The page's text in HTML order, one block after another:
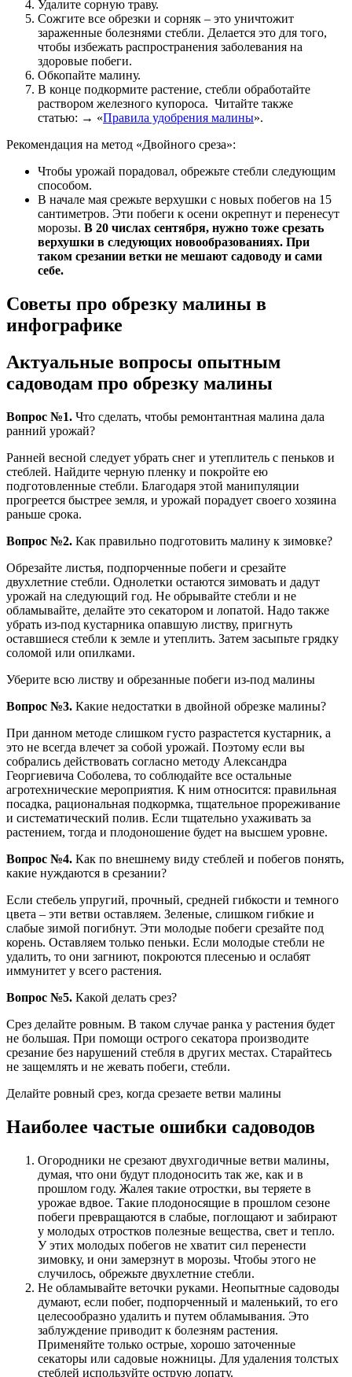
Удалите сорную траву.
Сожгите все обрезки и сорняк – это уничтожит
зараженные болезнями стебли. Делается это для того,
чтобы избежать распространения заболевания на
здоровые побеги.
Обкопайте малину.
В конце подкормите растение, стебли обработайте
раствором железного купороса. Читайте также
статью: → «Правила удобрения малины».
Рекомендация на метод «Двойного среза»:
Чтобы урожай порадовал, обрежьте стебли следующим
способом.
В начале мая срежьте верхушки с новых побегов на 15
сантиметров. Эти побеги к осени окрепнут и перенесут
морозы. В 20 числах сентября, нужно тоже срезать
верхушки в следующих новообразованиях. При
таком срезании ветки не мешают садоводу и сами
себе.
Советы про обрезку малины в
инфографике
Актуальные вопросы опытным
садоводам про обрезку малины
Вопрос №1. Что сделать, чтобы ремонтантная малина дала
ранний урожай?
Ранней весной следует убрать снег и утеплитель с пеньков и
стеблей. Найдите черную пленку и покройте ею
подготовленные стебли. Благодаря этой манипуляции
прогреется быстрее земля, и урожай порадует своего хозяина
раньше срока.
Вопрос №2. Как правильно подготовить малину к зимовке?
Обрезайте листья, подпорченные побеги и срезайте
двухлетние стебли. Однолетки остаются зимовать и дадут
урожай на следующий год. Не обрывайте стебли и не
обламывайте, делайте это секатором и лопатой. Надо также
убрать из-под кустарника опавшую листву, пригнуть
оставшиеся стебли к земле и утеплить. Затем засыпьте грядку
соломой или опилками.
Уберите всю листву и обрезанные побеги из-под малины
Вопрос №3. Какие недостатки в двойной обрезке малины?
При данном методе слишком густо разрастется кустарник, а
это не всегда влечет за собой урожай. Поэтому если вы
собрались действовать согласно методу Александра
Георгиевича Соболева, то соблюдайте все остальные
агротехнические мероприятия. К ним относится: правильная
посадка, рациональная подкормка, тщательное прореживание
и систематический полив. Если тщательно ухаживать за
растением, тогда и плодоношение будет на высшем уровне.
Вопрос №4. Как по внешнему виду стеблей и побегов понять,
какие нуждаются в срезании?
Если стебель упругий, прочный, средней гибкости и темного
цвета – эти ветви оставляем. Зеленые, слишком гибкие и
слабые зимой погибнут. Эти молодые побеги срезайте под
корень. Оставляем только пеньки. Если молодые стебли не
удалить, то они загниют, покроются плесенью и ослабят
иммунитет у всего растения.
Вопрос №5. Какой делать срез?
Срез делайте ровным. В таком случае ранка у растения будет
не большая. При помощи острого секатора производите
срезание без нарушений стебля в других местах. Старайтесь
не защемлять и не жевать побеги, стебли.
Делайте ровный срез, когда срезаете ветви малины
Наиболее частые ошибки садоводов
Огородники не срезают двухгодичные ветви малины,
думая, что они будут плодоносить так же, как и в
прошлом году. Жалея такие отростки, вы теряете в
урожае вдвое. Такие плодоносящие в прошлом сезоне
побеги превращаются в слабые, поглощают и забирают
у молодых отростков полезные вещества, свет и тепло.
У этих молодых побегов не хватит сил перенести
зимовку, и они замерзнут в морозы. Чтобы этого не
случилось, обрежьте двухлетние стебли.
Не обламывайте веточки руками. Неопытные садоводы
думают, если побег, подпорченный и маленький, то его
целесообразно удалить и путем обламывания. Это
заблуждение приводит к болезням растения.
Применяйте только острые, хорошо заточенные
секаторы или садовые ножницы. Для удаления толстых
стеблей используйте острую лопату.